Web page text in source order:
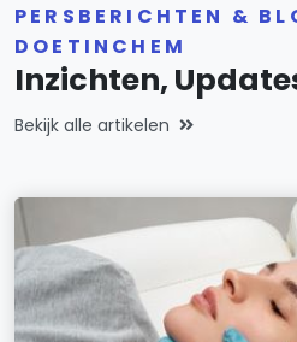
PERSBERICHTEN &
DOETINCHEM
Inzichten,
Bekijk alle artikelen